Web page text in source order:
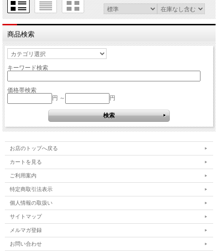
商品検索
キーワード検索
価格帯検索
円 ～
円
お店のトップへ戻る
カートを見る
ご利用案内
特定商取引法表示
個人情報の取扱い
サイトマップ
メルマガ登録
お問い合わせ